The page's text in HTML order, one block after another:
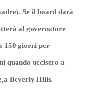
Se il board darà
al governatore
150 giorni per
quando uccisero a
Beverly Hills.